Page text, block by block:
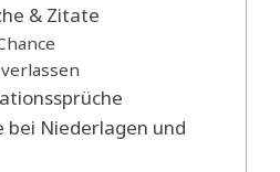
& Zitate
Niederlagen und